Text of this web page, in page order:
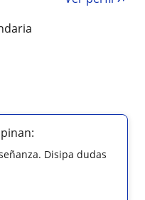
Disipa dudas